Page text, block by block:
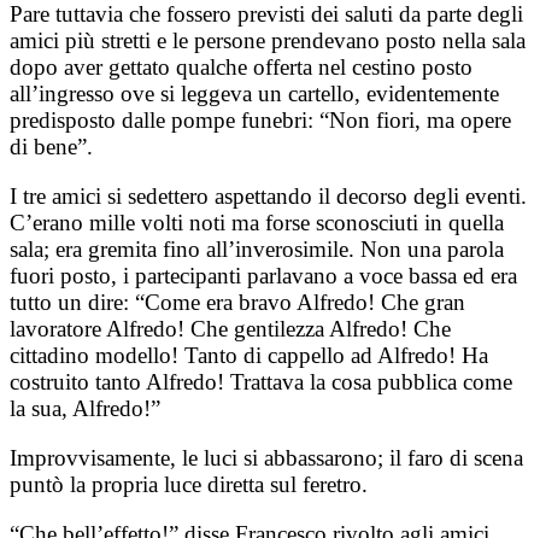
Pare tuttavia che fossero previsti dei saluti da parte degli
amici più stretti e le persone prendevano posto nella sala
dopo aver gettato qualche offerta nel cestino posto
all’ingresso ove si leggeva un cartello, evidentemente
predisposto dalle pompe funebri: “Non fiori, ma opere
di bene”.
I tre amici si sedettero aspettando il decorso degli eventi.
C’erano mille volti noti ma forse sconosciuti in quella
sala; era gremita fino all’inverosimile. Non una parola
fuori posto, i partecipanti parlavano a voce bassa ed era
tutto un dire: “Come era bravo Alfredo! Che gran
lavoratore Alfredo! Che gentilezza Alfredo! Che
cittadino modello! Tanto di cappello ad Alfredo! Ha
costruito tanto Alfredo! Trattava la cosa pubblica come
la sua, Alfredo!”
Improvvisamente, le luci si abbassarono; il faro di scena
puntò la propria luce diretta sul feretro.